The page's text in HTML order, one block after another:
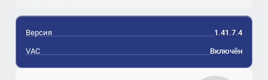
Версия 1.41.7.4
VAC Включён